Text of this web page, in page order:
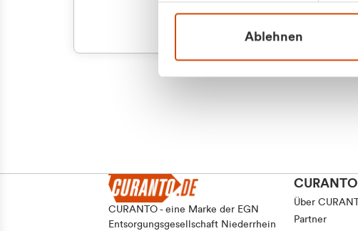
Ablehnen
CURANTO - eine Marke der EGN
Entsorgungsgesellschaft Niederrhein
CURANTO
Über
Partner